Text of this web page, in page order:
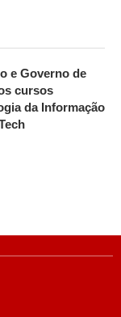
e Governo de
cursos
da Informação